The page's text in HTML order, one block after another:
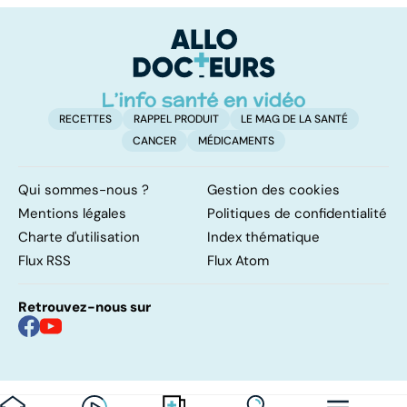
RECETTES RAPPEL PRODUIT
LE MAG DE LA SANTÉ
CANCER
MÉDICAMENTS
Qui sommes-nous ?
Gestion des cookies
Mentions légales
Politiques de confidentialité
Charte d'utilisation
Index thématique
Flux RSS
Flux Atom
Retrouvez-nous sur